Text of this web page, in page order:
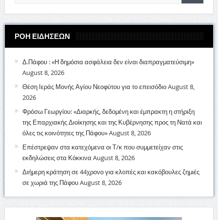
ΡΟΗ ΕΙΔΗΣΕΩΝ
Δ.Πάφου : «Η δημόσια ασφάλεια δεν είναι διαπραγματεύσιμη»
August 8, 2026
Θέση Ιεράς Μονής Αγίου Νεοφύτου για το επεισόδιοAugust 8,
2026
Φρόσω Γεωργίου: «Διαρκής, δεδομένη και έμπρακτη η στήριξη
της Επαρχιακής Διοίκησης και της Κυβέρνησης προς τη Νατά και
όλες τις κοινότητες της Πάφου»August 8, 2026
Επέστρεψαν στα κατεχόμενα οι Τ/κ που συμμετείχαν στις
εκδηλώσεις στα Κόκκινα August 8, 2026
Διήμερη κράτηση σε 44χρονο για κλοπές και κακόβουλες ζημιές
σε χωριά της ΠάφουAugust 8, 2026